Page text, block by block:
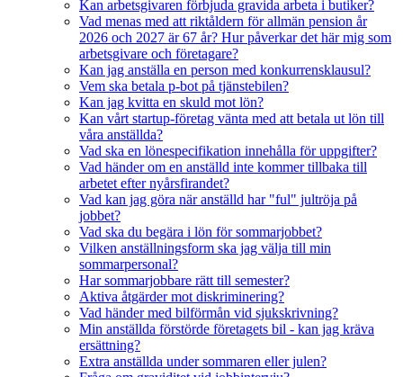
Kan arbetsgivaren förbjuda gravida arbeta i butiker?
Vad menas med att riktåldern för allmän pension år
2026 och 2027 är 67 år? Hur påverkar det här mig som
arbetsgivare och företagare?
Kan jag anställa en person med konkurrensklausul?
Vem ska betala p-bot på tjänstebilen?
Kan jag kvitta en skuld mot lön?
Kan vårt startup-företag vänta med att betala ut lön till
våra anställda?
Vad ska en lönespecifikation innehålla för uppgifter?
Vad händer om en anställd inte kommer tillbaka till
arbetet efter nyårsfirandet?
Vad kan jag göra när anställd har "ful" jultröja på
jobbet?
Vad ska du begära i lön för sommarjobbet?
Vilken anställningsform ska jag välja till min
sommarpersonal?
Har sommarjobbare rätt till semester?
Aktiva åtgärder mot diskriminering?
Vad händer med bilförmån vid sjukskrivning?
Min anställda förstörde företagets bil - kan jag kräva
ersättning?
Extra anställda under sommaren eller julen?